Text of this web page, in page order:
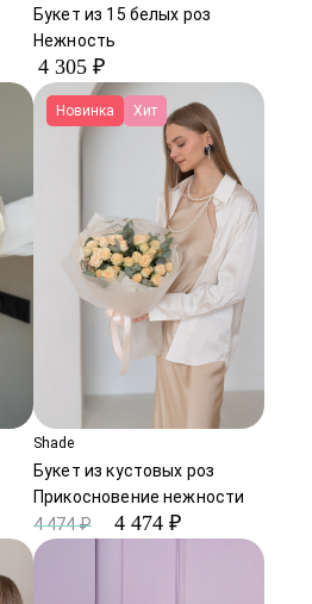
Букет из 15 белых роз
Нежность
4 305 ₽
Новинка Хит
Shade
Букет из кустовых роз
Прикосновение нежности
4 474 ₽
4 474 ₽